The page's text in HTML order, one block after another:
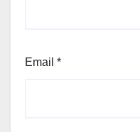
Email *